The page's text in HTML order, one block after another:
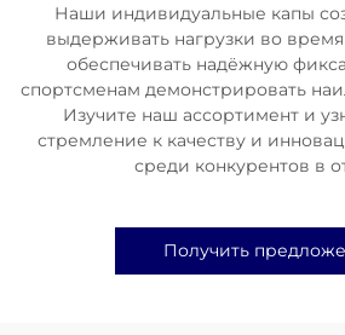
Наши индивидуальные капы
выдерживать нагрузки во
обеспечивать надёжную
спортсменам демонстрировать
Изучите наш ассортимент и
стремление к качеству и
среди конкурентов в
Получить